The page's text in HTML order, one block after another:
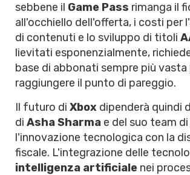
sebbene il Game Pass rimanga il
all'occhiello dell'offerta, i costi per
di contenuti e lo sviluppo di titoli
lievitati esponenzialmente,
base di abbonati sempre più vasta
raggiungere il punto di pareggio.
Il futuro di Xbox dipenderà quindi
di Asha Sharma e del suo team
l'innovazione tecnologica con la
fiscale. L'integrazione delle
intelligenza artificiale nei